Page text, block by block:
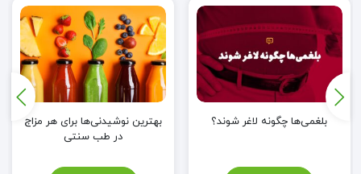
بلغمی‌ها چگونه لاغر شوند؟
بهترین نوشیدنی‌ها برای هر مزاج
در طب سنتی